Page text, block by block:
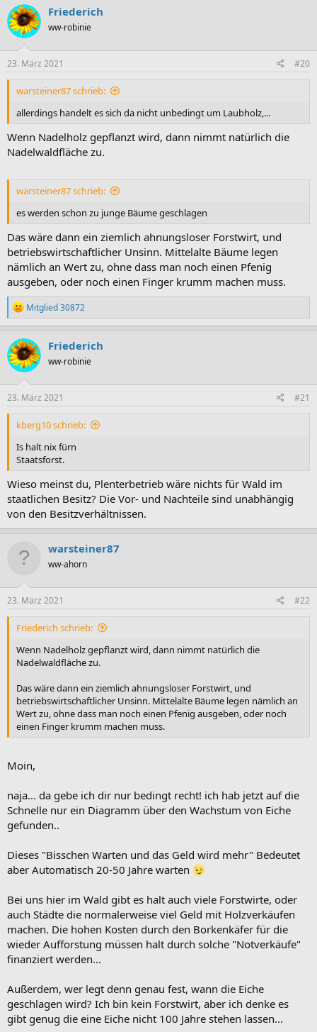
Friederich
ww-robinie
23. März 2021 #20
warsteiner87 schrieb:
allerdings handelt es sich da nicht unbedingt um Laubholz,...
Wenn Nadelholz gepflanzt wird, dann nimmt natürlich die
Nadelwaldfläche zu.
warsteiner87 schrieb:
es werden schon zu junge Bäume geschlagen
Das wäre dann ein ziemlich ahnungsloser Forstwirt, und
betriebswirtschaftlicher Unsinn. Mittelalte Bäume legen
nämlich an Wert zu, ohne dass man noch einen Pfenig
ausgeben, oder noch einen Finger krumm machen muss.
R
e
a
k
t
i
o
n
e
Mitglied 30872
Friederich
ww-robinie
23. März 2021 #21
kberg10 schrieb:
Is halt nix fürn
Staatsforst.
Wieso meinst du, Plenterbetrieb wäre nichts für Wald im
staatlichen Besitz? Die Vor- und Nachteile sind unabhängig
von den Besitzverhältnissen.
warsteiner87
ww-ahorn
23. März 2021 #22
Friederich schrieb:
Wenn Nadelholz gepflanzt wird, dann nimmt natürlich die
Nadelwaldfläche zu.
Das wäre dann ein ziemlich ahnungsloser Forstwirt, und
betriebswirtschaftlicher Unsinn. Mittelalte Bäume legen nämlich an
Wert zu, ohne dass man noch einen Pfenig ausgeben, oder noch
einen Finger krumm machen muss.
Moin,
naja... da gebe ich dir nur bedingt recht! ich hab jetzt auf die
Schnelle nur ein Diagramm über den Wachstum von Eiche
gefunden..
Dieses "Bisschen Warten und das Geld wird mehr" Bedeutet
aber Automatisch 20-50 Jahre warten
Bei uns hier im Wald gibt es halt auch viele Forstwirte, oder
auch Städte die normalerweise viel Geld mit Holzverkäufen
machen. Die hohen Kosten durch den Borkenkäfer für die
wieder Aufforstung müssen halt durch solche "Notverkäufe"
finanziert werden...
Außerdem, wer legt denn genau fest, wann die Eiche
geschlagen wird? Ich bin kein Forstwirt, aber ich denke es
gibt genug die eine Eiche nicht 100 Jahre stehen lassen...